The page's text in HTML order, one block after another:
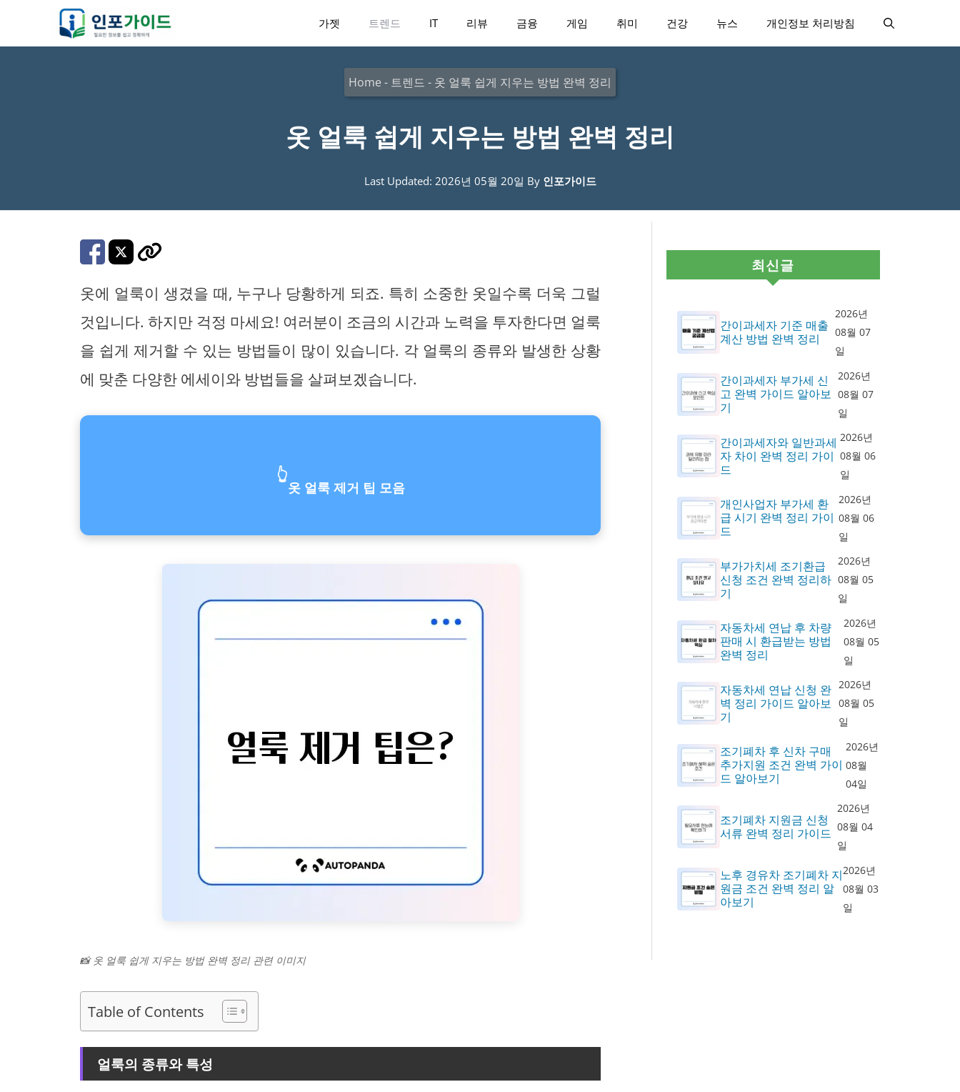
가젯 트렌드 IT 리뷰 금융 게임 취미 건강 뉴스 개인정보 처리방침
Home - 트렌드 - 옷 얼룩 쉽게 지우는 방법 완벽 정리
옷 얼룩 쉽게 지우는 방법 완벽 정리
Last Updated: 2026년 05월 20일 By 인포가이드
옷에 얼룩이 생겼을 때, 누구나 당황하게 되죠. 특히 소중한 옷일수록 더욱 그럴
것입니다. 하지만 걱정 마세요! 여러분이 조금의 시간과 노력을 투자한다면 얼룩
을 쉽게 제거할 수 있는 방법들이 많이 있습니다. 각 얼룩의 종류와 발생한 상황
에 맞춘 다양한 에세이와 방법들을 살펴보겠습니다.
👆
옷 얼룩 제거 팁 모음
📸 옷 얼룩 쉽게 지우는 방법 완벽 정리 관련 이미지
Table of Contents
얼룩의 종류와 특성
최신글
간이과세자 기준 매출
계산 방법 완벽 정리
2026년
08월 07
일
간이과세자 부가세 신
고 완벽 가이드 알아보
기
2026년
08월 07
일
간이과세자와 일반과세
자 차이 완벽 정리 가이
드
2026년
08월 06
일
개인사업자 부가세 환
급 시기 완벽 정리 가이
드
2026년
08월 06
일
부가가치세 조기환급
신청 조건 완벽 정리하
기
2026년
08월 05
일
자동차세 연납 후 차량
판매 시 환급받는 방법
완벽 정리
2026년
08월 05
일
자동차세 연납 신청 완
벽 정리 가이드 알아보
기
2026년
08월 05
일
조기폐차 후 신차 구매
추가지원 조건 완벽 가이
드 알아보기
2026년
08월
04일
조기폐차 지원금 신청
서류 완벽 정리 가이드
2026년
08월 04
일
노후 경유차 조기폐차 지
원금 조건 완벽 정리 알
아보기
2026년
08월 03
일